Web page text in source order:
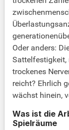
Oder anders:
Sattelfestigkeit,
trockenes
reicht? Ehrlich
wächst hinein,
Was ist die
Spielräume